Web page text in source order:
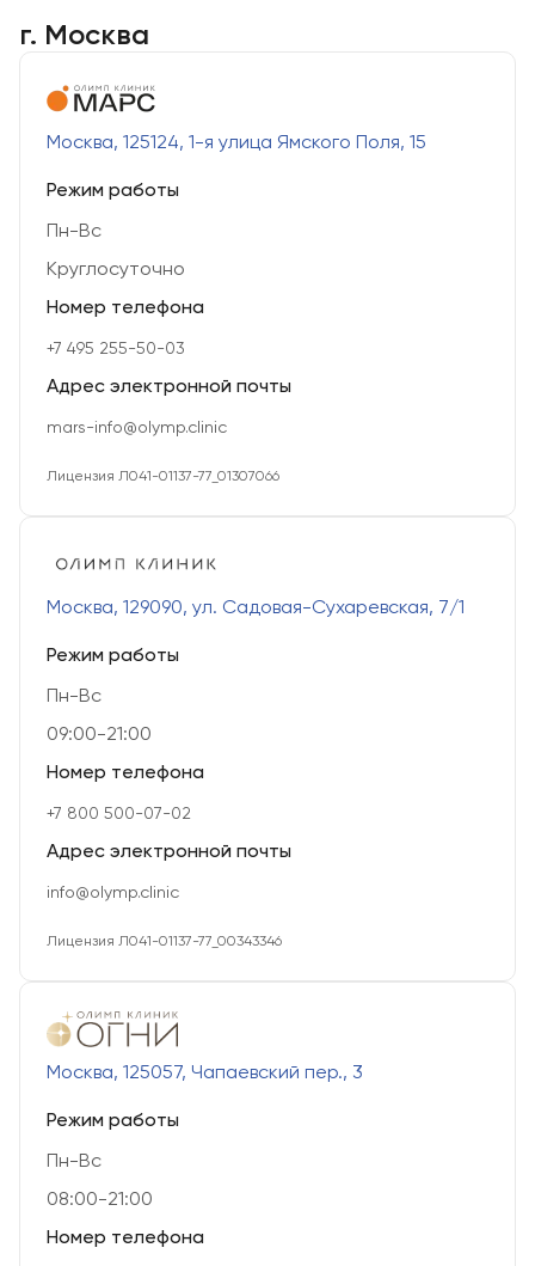
г. Москва
Москва, 125124, 1-я улица Ямского Поля, 15
Режим работы
Пн-Вс
Круглосуточно
Номер телефона
+7 495 255-50-03
Адрес электронной почты
mars-info@olymp.clinic
Лицензия Л041-01137-77_01307066
Москва, 129090, ул. Садовая-Сухаревская, 7/1
Режим работы
Пн-Вс
09:00-21:00
Номер телефона
+7 800 500-07-02
Адрес электронной почты
info@olymp.clinic
Лицензия Л041-01137-77_00343346
Москва, 125057, Чапаевский пер., 3
Режим работы
Пн-Вс
08:00-21:00
Номер телефона